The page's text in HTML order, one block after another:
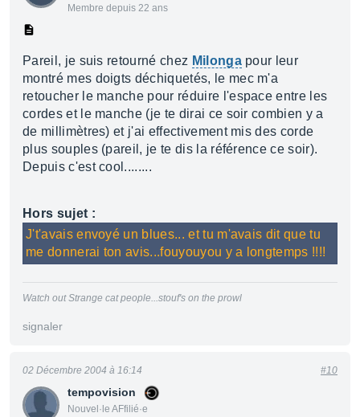
Membre depuis 22 ans
Pareil, je suis retourné chez Milongapour leur
montré mes doigts déchiquetés, le mec m'a
retoucher le manche pour réduire l'espace entre les
cordes et le manche (je te dirai ce soir combien y a
de millimètres) et j'ai effectivement mis des corde
plus souples (pareil, je te dis la référence ce soir).
Depuis c'est cool........
Hors sujet :
J't'avais envoyé un blues... et tu m'avais dit que tu
me donnerai ton avis...fouyouyou y a longtemps !!!!
Watch out Strange cat people...stouf's on the prowl
signaler
tempovision
Nouvel·le AFfilié·e
02 Décembre 2004 à 16:14 #10